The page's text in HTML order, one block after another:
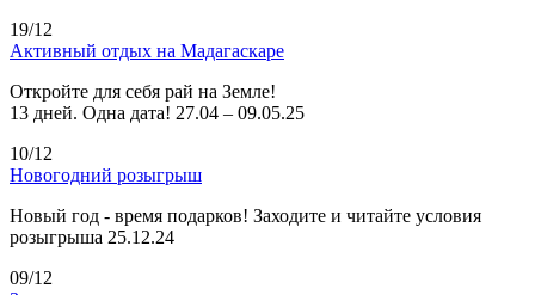
19/12
Активный отдых на Мадагаскаре
Откройте для себя рай на Земле!
13 дней. Одна дата! 27.04 – 09.05.25
10/12
Новогодний розыгрыш
Новый год - время подарков! Заходите и читайте условия
розыгрыша 25.12.24
09/12